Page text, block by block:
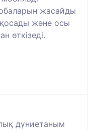
жасайды
қосады және осы
өткізеді.
дүниетаным